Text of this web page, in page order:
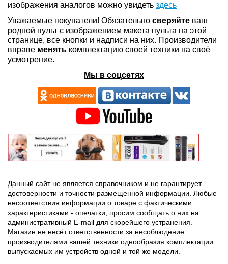
изображения аналогов можно увидеть здесь
Уважаемые покупатели! Обязательно сверяйте ваш
родной пульт с изображением макета пульта на этой
странице, все кнопки и надписи на них. Производители
вправе менять комплектацию своей техники на своё
усмотрение.
Мы в соцсетях
Данный сайт не является справочником и не гарантирует
достоверности и точности размещенной информации. Любые
несоответствия информации о товаре с фактическими
характеристиками - опечатки, просим сообщать о них на
административный E-mail для скорейшего устранения.
Магазин не несёт ответственности за несоблюдение
производителями вашей техники однообразия комплектации
выпускаемых им устройств одной и той же модели.